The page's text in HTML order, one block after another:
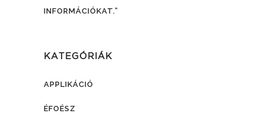
INFORMÁCIÓKAT.”
KATEGÓRIÁK
APPLIKÁCIÓ
ÉFOÉSZ